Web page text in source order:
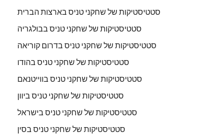
סטטיסטיקות של שחקני טניס בארצות הברית
סטטיסטיקות של שחקני טניס בבולגריה
סטטיסטיקות של שחקני טניס בדרום קוריאה
סטטיסטיקות של שחקני טניס בהודו
סטטיסטיקות של שחקני טניס בווייטנאם
סטטיסטיקות של שחקני טניס ביוון
סטטיסטיקות של שחקני טניס בישראל
סטטיסטיקות של שחקני טניס בסין